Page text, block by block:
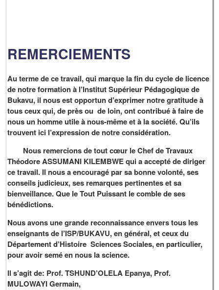
REMERCIEMENTS
Au terme de ce travail, qui marque la fin du cycle de licence
de notre formation à l’Institut Supérieur Pédagogique de
Bukavu, il nous est opportun d’exprimer notre gratitude à
tous ceux qui, de près ou de loin, ont contribué à faire de
nous un homme utile à nous-même et à la société. Qu’ils
trouvent ici l’expression de notre considération.
Nous remercions de tout cœur le Chef de Travaux
Théodore ASSUMANI KILEMBWE qui a accepté de diriger
ce travail. Il nous a encouragé par sa bonne volonté, ses
conseils judicieux, ses remarques pertinentes et sa
bienveillance. Que le Tout Puissant le comble de ses
bénédictions.
Nous avons une grande reconnaissance envers tous les
enseignants de l’ISP/BUKAVU, en général, et ceux du
Département d’Histoire Sciences Sociales, en particulier,
pour avoir semé en nous la science.
Il s’agit de: Prof. TSHUND’OLELA Epanya, Prof.
MULOWAYI Germain,